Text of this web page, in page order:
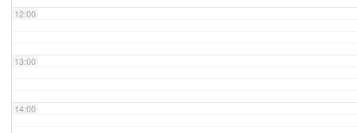
12:00
13:00
14:00